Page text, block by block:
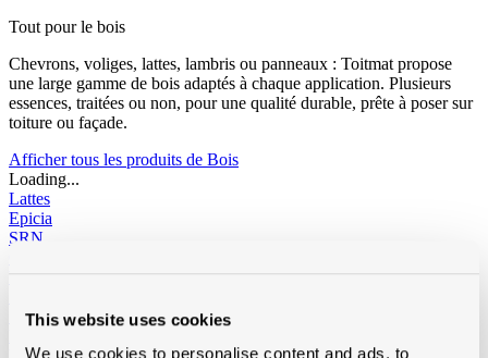
This website uses cookies
We use cookies to personalise content and ads, to
Tout pour le bois
Chevrons, voliges, lattes, lambris ou panneaux : Toitmat propose
une large gamme de bois adaptés à chaque application. Plusieurs
essences, traitées ou non, pour une qualité durable, prête à poser sur
toiture ou façade.
Afficher tous les produits de Bois
Loading...
Lattes
Epicia
SRN
Voliges
SRN pas traîtées 3/44/4